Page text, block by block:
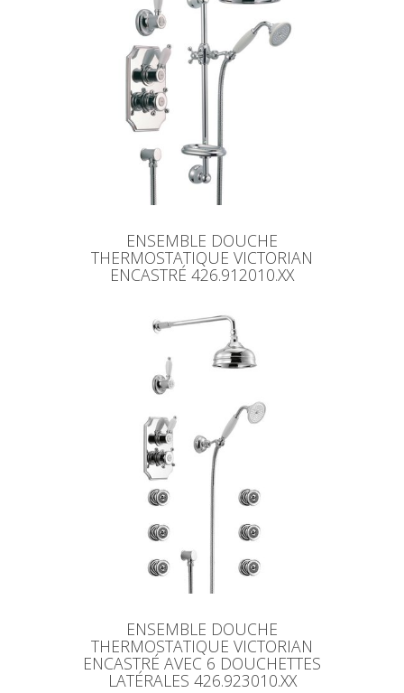
ENSEMBLE DOUCHE
THERMOSTATIQUE VICTORIAN
ENCASTRÉ 426.912010.XX
ENSEMBLE DOUCHE
THERMOSTATIQUE VICTORIAN
ENCASTRÉ AVEC 6 DOUCHETTES
LATÉRALES 426.923010.XX